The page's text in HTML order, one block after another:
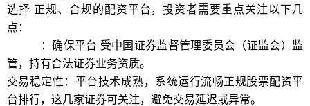
选择 正规、合规的配资平台，投资者需要重点关注以下几
点：
：确保平台 受中国证券监督管理委员会（证监会）监
管，持有合法证券业务资质。
交易稳定性：平台技术成熟，系统运行流畅正规股票配资平
台排行，这几家证券可关注，避免交易延迟或异常。